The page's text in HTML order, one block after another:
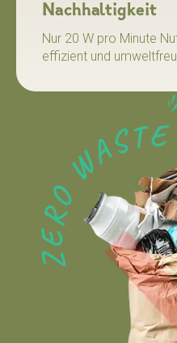
Nachhaltigkeit
Nur 20 W pro Minute
effizient und